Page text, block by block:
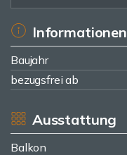
Informationen
Baujahr
bezugsfrei ab
Ausstattung
Balkon